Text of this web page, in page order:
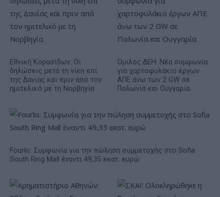
Εθνική Κορασίδων: Οι
δηλώσεις μετά τη νίκη επί
της Δανίας και πριν από τον
ημιτελικό με τη Νορβηγία
Όμιλος ΔΕΗ: Νέα συμφωνία
για χαρτοφυλάκιο έργων
ΑΠΕ άνω των 2 GW σε
Πολωνία και Ουγγαρία
Fourlis: Συμφωνία για την πώληση συμμετοχής στο Sofia
South Ring Mall έναντι 49,35 εκατ. ευρώ